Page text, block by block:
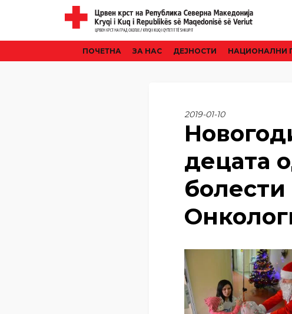
ПОЧЕТНА ЗА НАС ДЕЈНОСТИ НАЦИОНАЛНИ
2019-01-10
децата